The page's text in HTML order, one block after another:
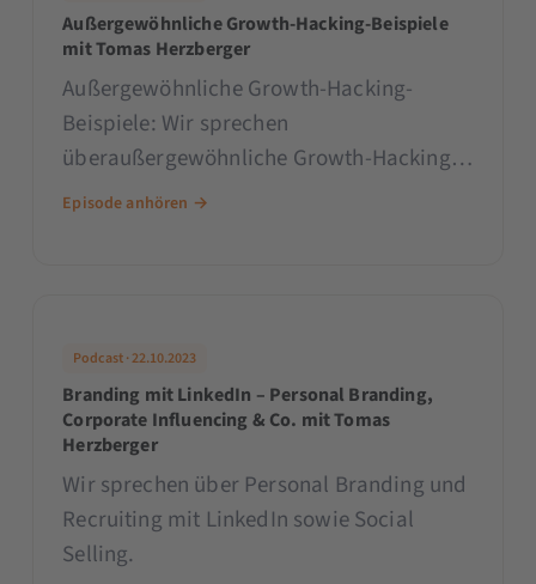
Außergewöhnliche Growth-Hacking-Beispiele
mit Tomas Herzberger
Außergewöhnliche Growth-Hacking-
Beispiele: Wir sprechen
überaußergewöhnliche Growth-Hacking-
Ideen und -Kampagnen, die uns
Episode anhören →
Podcast · 22.10.2023
Branding mit LinkedIn – Personal Branding,
Corporate Influencing & Co. mit Tomas
Herzberger
Wir sprechen über Personal Branding und
Recruiting mit LinkedIn sowie Social
Selling.